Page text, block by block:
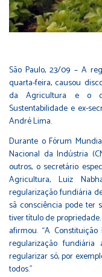
São Paulo, 23/09 – A
quarta-feira, causou
da Agricultura e o
Sustentabilidade e ex-
André Lima.
Durante o Fórum
Nacional da Indústria
outros, o secretário
Agricultura, Luiz
regularização fundiária
sã consciência pode ter
tiver título de
afirmou. “A
regularização
regularizar só, por
todos.”